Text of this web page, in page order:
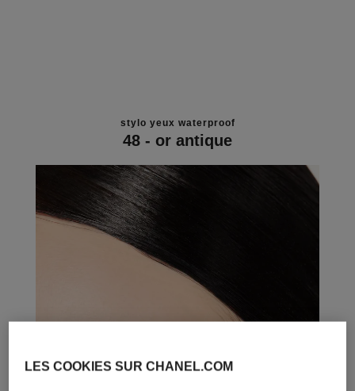
stylo yeux waterproof
48 - or antique
LES COOKIES SUR CHANEL.COM